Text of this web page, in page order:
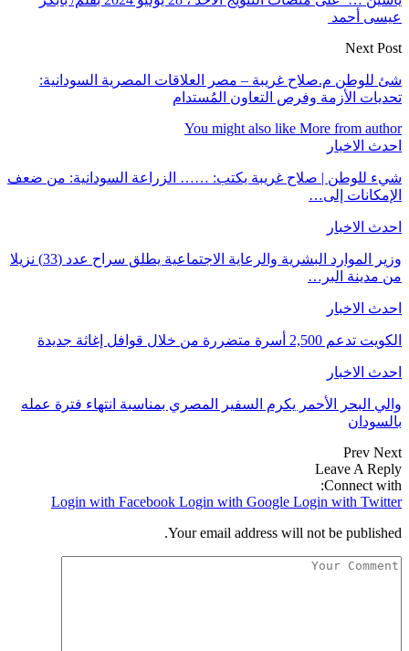
عيسى أحمد
Next Post
شئ للوطن م.صلاح غريبة – مصر العلاقات المصرية السودانية:
تحديات الأزمة وفرص التعاون المُستدام
You might also like More from author
احدث الاخبار
شيء للوطن | صلاح غريبة يكتب: …… الزراعة السودانية: من ضعف
الإمكانات إلى…
احدث الاخبار
وزير الموارد البشرية والرعاية الاجتماعية يطلق سراح عدد (33) نزيلا
من مدينة البر…
احدث الاخبار
الكويت تدعم 2,500 أسرة متضررة من خلال قوافل إغاثة جديدة
احدث الاخبار
والي البحر الأحمر يكرم السفير المصري بمناسبة انتهاء فترة عمله
بالسودان
Prev Next
Leave A Reply
Connect with:
Login with Facebook Login with Google Login with Twitter
Your email address will not be published.